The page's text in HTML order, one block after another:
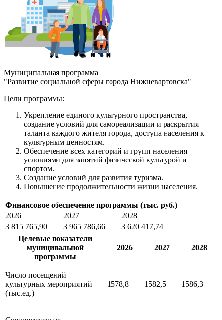
Муниципальная программа
"Развитие социальной сферы города Нижневартовска"
Цели программы:
Укрепление единого культурного пространства,
создание условий для самореализации и раскрытия
таланта каждого жителя города, доступа населения к
культурным ценностям.
Обеспечение всех категорий и групп населения
условиями для занятий физической культурой и
спортом.
Создание условий для развития туризма.
Повышение продолжительности жизни населения.
Финансовое обеспечение программы (тыс. руб.)
2026
2027
2028
3 815 765,90
3 965 786,66
3 620 417,74
Целевые показатели
муниципальной
программы
2026 2027 2028
Число посещений
культурных мероприятий
(тыс.ед.)
1578,8 1582,5 1586,3